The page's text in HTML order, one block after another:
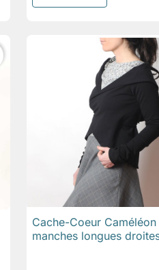
 Aperçu rapide
Cache-Coeur
manches longues